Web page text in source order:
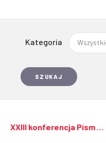
Kategoria
XXIII konferencja Pism PTNT ("Arterial Hypertension" i "Nadciśnienie Tętnicze w Praktyce")